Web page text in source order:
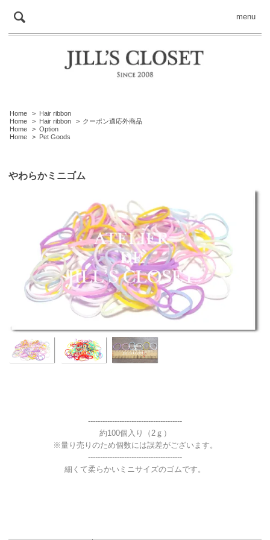
menu
Home > Hair ribbon
Home
> Hair ribbon > クーポン適応外商品
Home
> Option
Home
> Pet Goods
やわらかミニゴム
---------------------------------------
約100個入り（2ｇ）
※量り売りのため個数には誤差がございます。
---------------------------------------
細くて柔らかいミニサイズのゴムです。